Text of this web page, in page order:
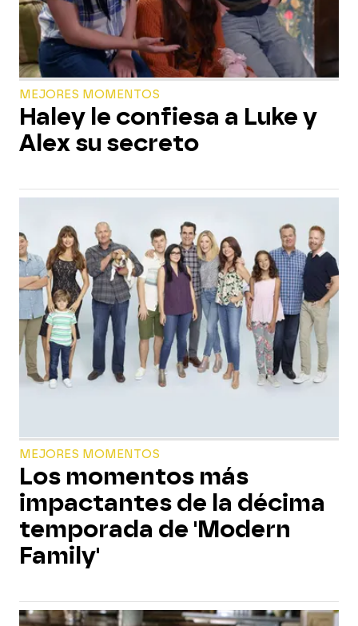
MEJORES MOMENTOS
Haley le confiesa a Luke y
Alex su secreto
MEJORES MOMENTOS
Los momentos más
impactantes de la décima
temporada de 'Modern
Family'